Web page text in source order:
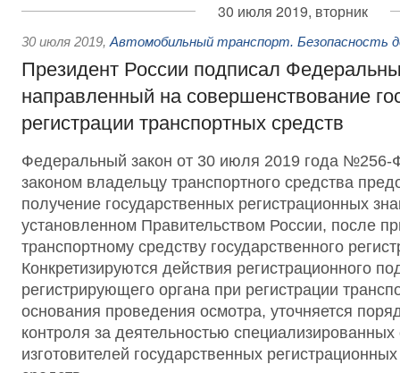
30 июля 2019, вторник
30 июля 2019, Автомобильный транспорт. Безопасность
Президент России подписал
направленный на совершенствование
регистрации транспортных средств
Федеральный закон от 30 июля 2019 года
законом владельцу транспортного средства
получение государственных регистрационных
установленном Правительством России, после
транспортному средству государственного
Конкретизируются действия регистрационного
регистрирующего органа при регистрации
основания проведения осмотра, уточняется
контроля за деятельностью специализированных
изготовителей государственных